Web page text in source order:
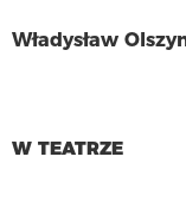
Władysław
W TEATRZE